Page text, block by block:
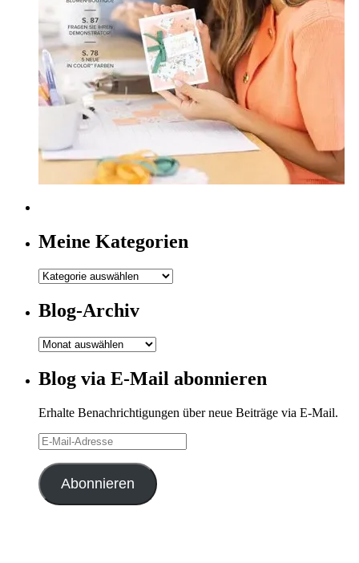
Meine Kategorien
Meine
Blog-Archiv
Blog-
Blog via E-Mail abonnieren
Erhalte Benachrichtigungen über neue Beiträge via E-Mail.
E-
Mail-
Adresse
Abonnieren